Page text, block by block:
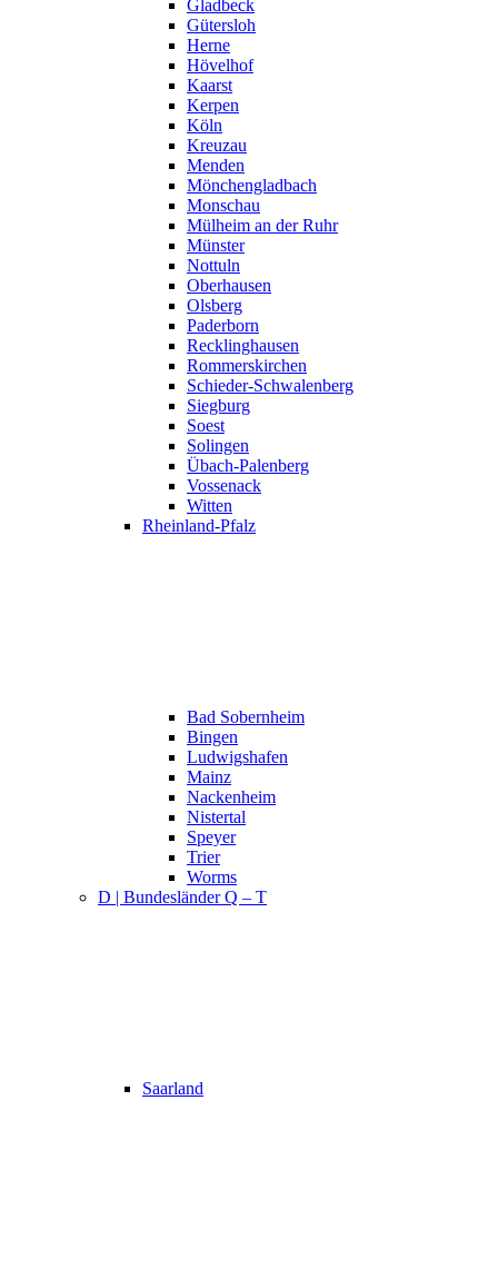
Gladbeck
Gütersloh
Herne
Hövelhof
Kaarst
Kerpen
Köln
Kreuzau
Menden
Mönchengladbach
Monschau
Mülheim an der Ruhr
Münster
Nottuln
Oberhausen
Olsberg
Paderborn
Recklinghausen
Rommerskirchen
Schieder-Schwalenberg
Siegburg
Soest
Solingen
Übach-Palenberg
Vossenack
Witten
Rheinland-Pfalz
Bad Sobernheim
Bingen
Ludwigshafen
Mainz
Nackenheim
Nistertal
Speyer
Trier
Worms
D | Bundesländer Q – T
Saarland